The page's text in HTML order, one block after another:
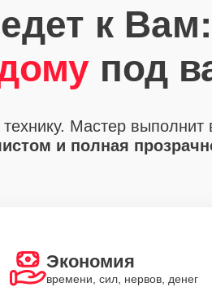
к Вам:
под
Мастер
и полная
Экономия
времени, сил, нервов, денег